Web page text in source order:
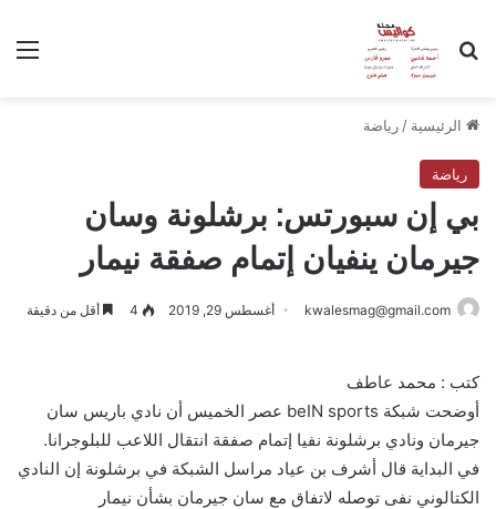
بحث عن
الرئيسية / رياضة
رياضة
بي إن سبورتس: برشلونة وسان
جيرمان ينفيان إتمام صفقة نيمار
kwalesmag@gmail.com أغسطس 29, 2019 4 أقل من دقيقة
كتب : محمد عاطف
أوضحت شبكة beIN sports عصر الخميس أن نادي باريس سان
جيرمان ونادي برشلونة نفيا إتمام صفقة انتقال اللاعب للبلوجرانا.
في البداية قال أشرف بن عياد مراسل الشبكة في برشلونة إن النادي
الكتالوني نفى توصله لاتفاق مع سان جيرمان بشأن نيمار